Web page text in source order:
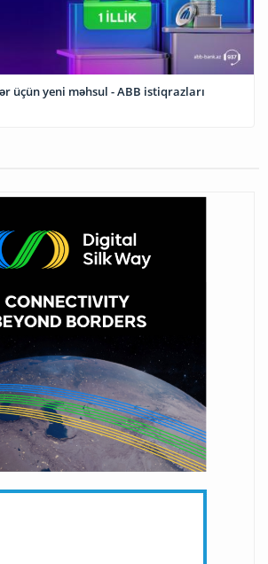
üçün yeni məhsul - ABB istiqrazları